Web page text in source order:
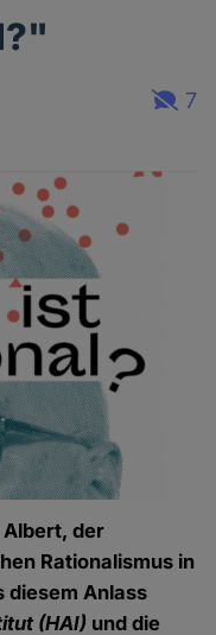
7
der
Rationalismus in
diesem Anlass
(HAI) und die